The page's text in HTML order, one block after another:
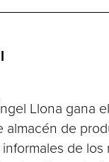
Llona gana
almacén de
de